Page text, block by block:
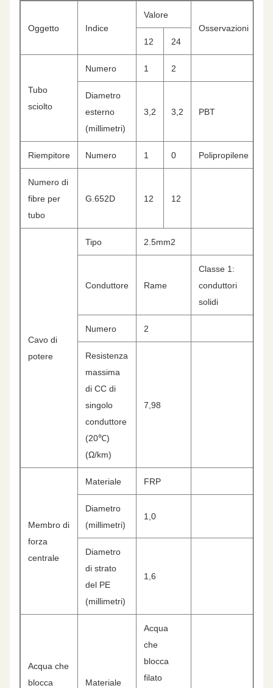
Oggetto Indice
Valore
Osservazioni
12
24
Tubo
sciolto
Numero 1 2
Diametro
esterno
(millimetri)
3,2 3,2 PBT
Riempitore Numero 1 0 Polipropilene
Numero di
fibre per
tubo
G.652D 12 12
Cavo di
potere
Tipo 2.5mm2
Conduttore Rame
Classe 1:
conduttori
solidi
Numero 2
Resistenza
massima
di CC di
singolo
conduttore
(20℃)
(Ω/km)
7,98
Membro di
forza
centrale
Materiale FRP
Diametro
(millimetri)
1,0
Diametro
di strato
del PE
(millimetri)
1,6
Acqua che
blocca
Materiale
Acqua
che
blocca
filato